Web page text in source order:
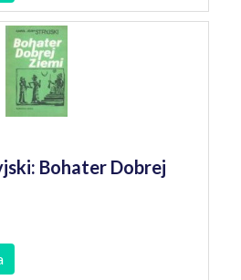
Bohater Dobrej